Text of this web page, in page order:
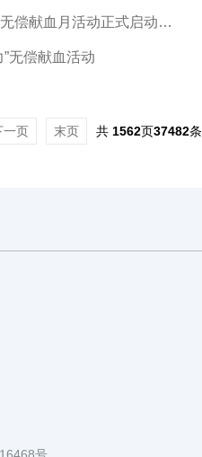
偿献血月活动正式启动…
无偿献血活动
一页 末页 共 1562页37482条